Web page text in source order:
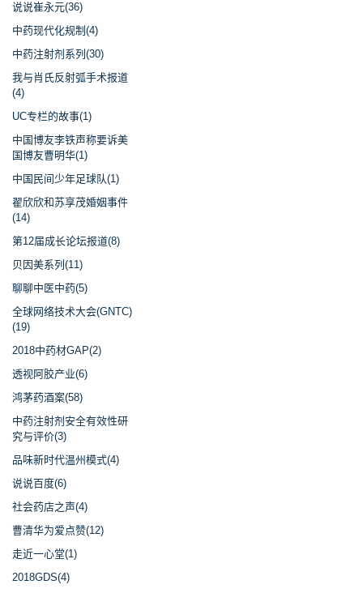
说说崔永元(36)
中药现代化规制(4)
中药注射剂系列(30)
我与肖氏反射弧手术报道
(4)
UC专栏的故事(1)
中国博友李铁声称要诉美
国博友曹明华(1)
中国民间少年足球队(1)
翟欣欣和苏享茂婚姻事件
(14)
第12届成长论坛报道(8)
贝因美系列(11)
聊聊中医中药(5)
全球网络技术大会(GNTC)
(19)
2018中药材GAP(2)
透视阿胶产业(6)
鸿茅药酒案(58)
中药注射剂安全有效性研
究与评价(3)
品味新时代温州模式(4)
说说百度(6)
社会药店之声(4)
曹清华为爱点赞(12)
走近一心堂(1)
2018GDS(4)